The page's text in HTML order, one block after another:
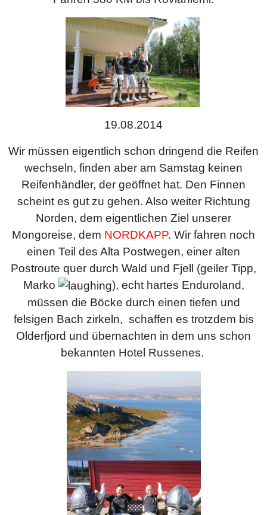
19.08.2014
Wir müssen eigentlich schon dringend die Reifen
wechseln, finden aber am Samstag keinen
Reifenhändler, der geöffnet hat. Den Finnen
scheint es gut zu gehen. Also weiter Richtung
Norden, dem eigentlichen Ziel unserer
Mongoreise, dem NORDKAPP. Wir fahren noch
einen Teil des Alta Postwegen, einer alten
Postroute quer durch Wald und Fjell (geiler Tipp,
Marko
), echt hartes Enduroland,
müssen die Böcke durch einen tiefen und
felsigen Bach zirkeln, schaffen es trotzdem bis
Olderfjord und übernachten in dem uns schon
bekannten Hotel Russenes.